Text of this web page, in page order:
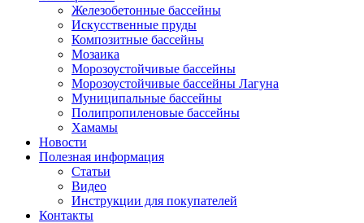
Железобетонные бассейны
Искусственные пруды
Композитные бассейны
Мозаика
Морозоустойчивые бассейны
Морозоустойчивые бассейны Лагуна
Муниципальные бассейны
Полипропиленовые бассейны
Хамамы
Новости
Полезная информация
Статьи
Видео
Инструкции для покупателей
Контакты